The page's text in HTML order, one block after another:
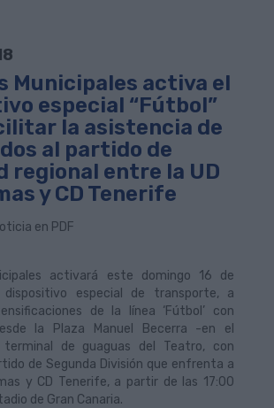
Municipales activa el
especial “Fútbol”
la asistencia de
al partido de
regional entre la UD
y CD Tenerife
en PDF
activará este domingo 16 de
dispositivo especial de transporte, a
de la línea ‘Fútbol’ con
la Plaza Manuel Becerra -en el
de guaguas del Teatro, con
de Segunda División que enfrenta a
y CD Tenerife, a partir de las 17:00
de Gran Canaria.